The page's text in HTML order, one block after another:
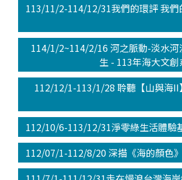
113/11/2-114/12/31我們的環評 我們
114/1/2~114/2/16 河之脈動-淡水河
生 - 113年海大文
112/12/1-113/1/28 聆聽【山與海II
112/10/6-113/12/31淨零綠生活體驗
112/07/1-112/8/20 深描《海的顏色》